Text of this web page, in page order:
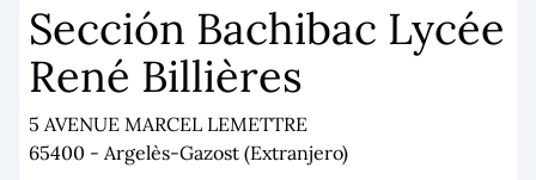
Sección Bachibac Lycée
René Billières
5 AVENUE MARCEL LEMETTRE
65400 - Argelès-Gazost (Extranjero)